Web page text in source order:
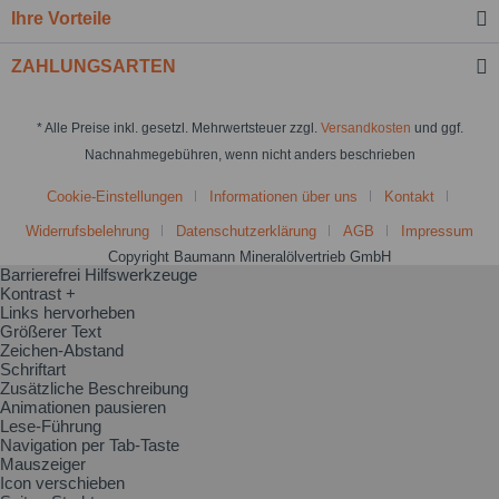
Ihre Vorteile
ZAHLUNGSARTEN
* Alle Preise inkl. gesetzl. Mehrwertsteuer zzgl. Versandkosten und ggf.
Nachnahmegebühren, wenn nicht anders beschrieben
Cookie-Einstellungen Informationen über uns Kontakt
Widerrufsbelehrung Datenschutzerklärung AGB
Impressum
Copyright Baumann Mineralölvertrieb GmbH
Barrierefrei Hilfswerkzeuge
Kontrast +
Links hervorheben
Größerer Text
Zeichen-Abstand
Schriftart
Zusätzliche Beschreibung
Animationen pausieren
Lese-Führung
Navigation per Tab-Taste
Mauszeiger
Icon verschieben